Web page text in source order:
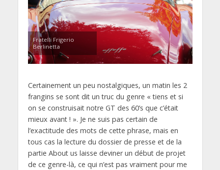
Fratelli Frigerio
Berlinetta
Certainement un peu nostalgiques, un matin les 2
frangins se sont dit un truc du genre « tiens et si
on se construisait notre GT des 60’s que c’était
mieux avant ! ». Je ne suis pas certain de
l’exactitude des mots de cette phrase, mais en
tous cas la lecture du dossier de presse et de la
partie About us laisse deviner un début de projet
de ce genre-là, ce qui n’est pas vraiment pour me